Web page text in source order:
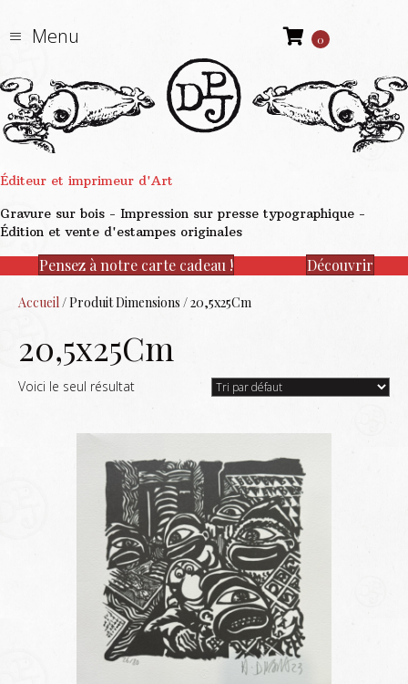
Menu 0
Éditeur et imprimeur d'Art
Gravure sur bois - Impression sur presse typographique -
Édition et vente d'estampes originales
Pensez à notre carte cadeau ! Découvrir
Accueil / Produit Dimensions / 20,5x25Cm
20,5x25Cm
Voici le seul résultat